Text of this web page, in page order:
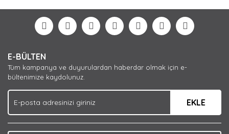
Yorum Yaz
formunu kullanarak tarafımıza iletebilirsiniz.
Görüş ve önerileriniz için teşekkür ederiz.
Ürün açıklamasında eksik bilgiler bulunuyor.
Ürün bilgilerinde hatalar bulunuyor.
Ürün fiyatı diğer sitelerden daha pahalı.
Bu ürüne benzer farklı alternatifler olmalı.
E-BÜLTEN
Tüm kampanya ve duyurulardan haberdar olmak için e-
bültenimize kaydolunuz.
EKLE